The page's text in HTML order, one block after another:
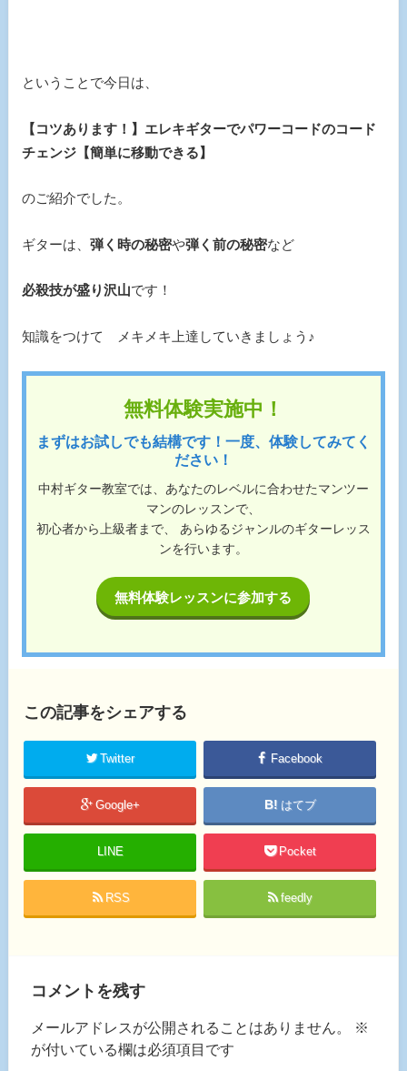
ということで今日は、
【コツあります！】エレキギターでパワーコードのコード
チェンジ【簡単に移動できる】
のご紹介でした。
ギターは、 弾く時の秘密や弾く前の秘密など
必殺技が盛り沢山です！
知識をつけて メキメキ上達していきましょう♪
無料体験実施中！
まずはお試しでも結構です！一度、体験してみてく
ださい！
中村ギター教室では、あなたのレベルに合わせたマンツー
マンのレッスンで、
初心者から上級者まで、 あらゆるジャンルのギターレッス
ンを行います。
無料体験レッスンに参加する
この記事をシェアする
Twitter Facebook
Google+ はてブ
LINE Pocket
RSS feedly
コメントを残す
メールアドレスが公開されることはありません。
※
が付いている欄は必須項目です